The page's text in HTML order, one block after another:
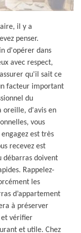
il y a
penser.
d'opérer dans
avec respect,
qu'il sait ce
facteur important
du
oreille, d'avis en
vous
est très
recevez est
débarras doivent
Rappelez-
les
d’appartement
à préserver
et vérifier
et utile. Chez